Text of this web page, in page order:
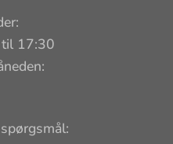
til 17:30